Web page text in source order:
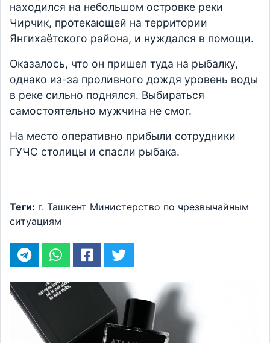
находился на небольшом островке реки
Чирчик, протекающей на территории
Янгихаётского района, и нуждался в помощи.
Оказалось, что он пришел туда на рыбалку,
однако из-за проливного дождя уровень воды
в реке сильно поднялся. Выбираться
самостоятельно мужчина не смог.
На место оперативно прибыли сотрудники
ГУЧС столицы и спасли рыбака.
Теги: г. Ташкент Министерство по чрезвычайным
ситуациям